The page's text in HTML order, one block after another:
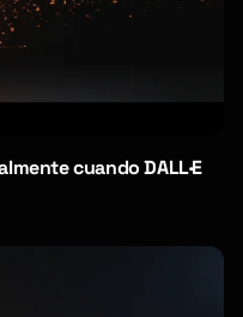
cuando DALL·E